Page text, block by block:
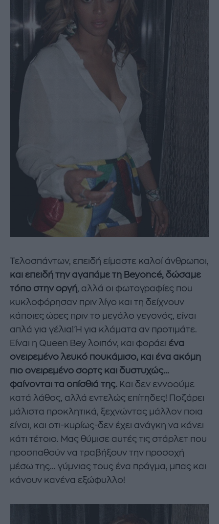
Τελοσπάντων, επειδή είμαστε καλοί άνθρωποι,
και επειδή την αγαπάμε τη Beyoncé, δώσαμε
τόπο στην οργή, αλλά οι φωτογραφίες που
κυκλοφόρησαν πριν λίγο και τη δείχνουν
κάποιες ώρες πριν το μεγάλο γεγονός, είναι
απλά για γέλια! Ή για κλάματα αν προτιμάτε.
Είναι η Queen Bey λοιπόν, και φοράει ένα
ονειρεμένο λευκό πουκάμισο, και ένα ακόμη
πιο ονειρεμένο σορτς και δυστυχώς...
φαίνονται τα οπίσθιά της. Και δεν εννοούμε
κατά λάθος, αλλά εντελώς επίτηδες! Ποζάρει
μάλιστα προκλητικά, ξεχνώντας μάλλον ποια
είναι, και οτι-κυρίως-δεν έχει ανάγκη να κάνει
κάτι τέτοιο. Mας θύμισε αυτές τις στάρλετ που
προσπαθούν να τραβήξουν την προσοχή
μέσω της... γύμνιας τους ένα πράγμα, μπας και
κάνουν κανένα εξώφυλλο!